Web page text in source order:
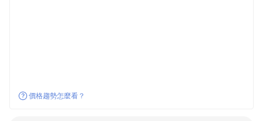
價格趨勢怎麼看？